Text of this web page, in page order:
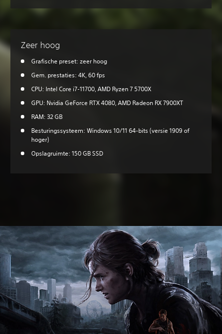
Zeer hoog
Grafische preset: zeer hoog
Gem. prestaties: 4K, 60 fps
CPU: Intel Core i7-11700, AMD Ryzen 7 5700X
GPU: Nvidia GeForce RTX 4080, AMD Radeon RX 7900XT
RAM: 32 GB
Besturingssysteem: Windows 10/11 64-bits (versie 1909 of
hoger)
Opslagruimte: 150 GB SSD